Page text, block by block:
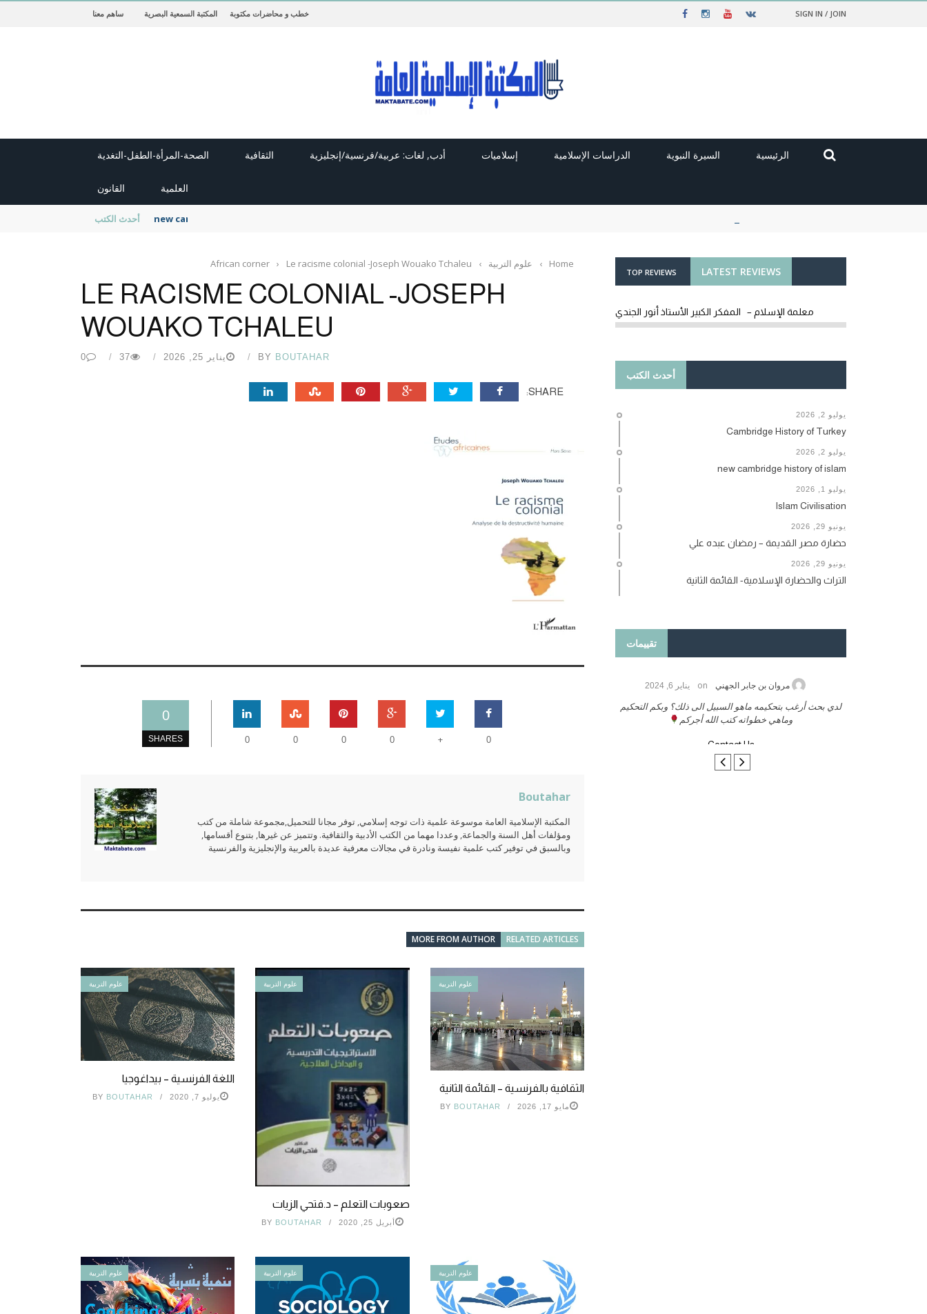
SIGN IN / JOIN خطب و محاضرات مكتوبة المكتبة السمعية البصرية ساهم معنا
الرئيسية السيرة النبوية الدراسات الإسلامية إسلاميات أدب, لغات: عربية/فرنسية/إنجليزية الثقافية الصحة-المرأة-الطفل-التغدية
العلمية القانون
أحدث الكتب new cambridge history of islam
Home
› علوم التربية ›
African corner › Le racisme colonial -Joseph Wouako Tchaleu
LE RACISME COLONIAL -JOSEPH
WOUAKO TCHALEU
BY BOUTAHAR يناير 25, 2026 37
0
SHARE:
0
SHARES 0
+
0
0
0
0
Boutahar
المكتبة الإسلامية العامة موسوعة علمية ذات توجه إسلامي, توفر مجانا للتحميل,مجموعة شاملة من كتب
ومؤلفات أهل السنة والجماعة, وعددا مهما من الكتب الأدبية والثقافية. وتتميز عن غيرها, بتنوع أقسامها,
وبالسبق في توفير كتب علمية نفيسة ونادرة في مجالات معرفية عديدة بالعربية والإنجليزية والفرنسية
RELATED ARTICLES
MORE FROM AUTHOR
علوم التربية
اللغة الفرنسية – بيداغوجيا
يوليو 7, 2020 BY BOUTAHAR
علوم التربية
صعوبات التعلم – د.فتحي الزيات
أبريل 25, 2020 BY BOUTAHAR
علوم التربية
الثقافية بالفرنسية – القائمة الثانية
مايو 17, 2026 BY BOUTAHAR
علوم التربية علوم التربية علوم التربية
LATEST REVIEWS
TOP REVIEWS
معلمة الإسلام – المفكر الكبير الأستاذ أنور الجندي
أحدث الكتب
يوليو 2, 2026
Cambridge History of Turkey
يوليو 2, 2026
new cambridge history of islam
يوليو 1, 2026
Islam Civilisation
يونيو 29, 2026
حضارة مصر القديمة – رمضان عبده علي
يونيو 29, 2026
التراث والحضارة الإسلامية- القائمة الثانية
تقييمات
مروان بن جابر الجهني on يناير 6, 2024
لدي بحث أرغب بتحكيمه ماهو السبيل الى ذلك؟ وبكم التحكيم
وماهي خطواته كتب الله أجركم
Contact Us